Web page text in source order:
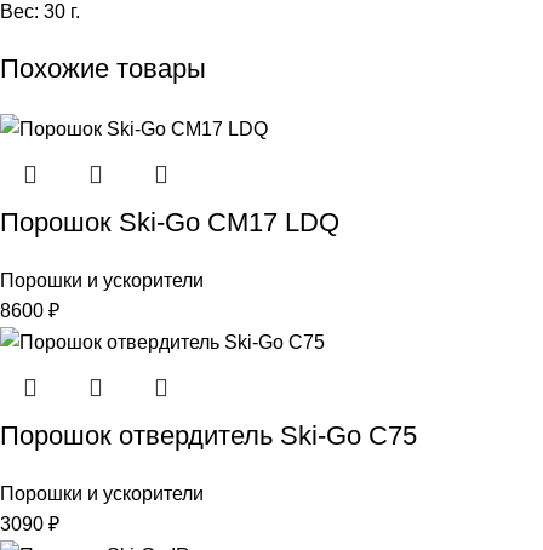
Вес: 30 г.
Похожие товары
Порошок Ski-Go CM17 LDQ
Порошки и ускорители
8600 ₽
Порошок отвердитель Ski-Go C75
Порошки и ускорители
3090 ₽